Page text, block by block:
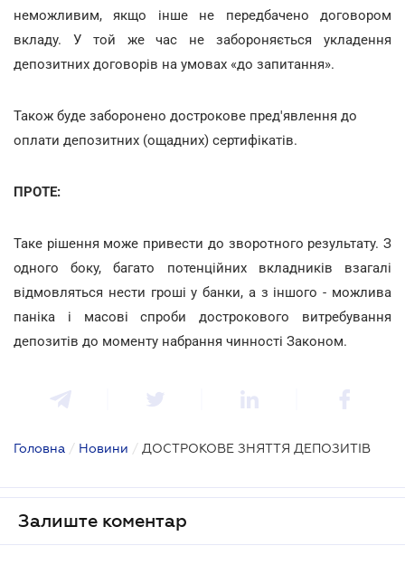
неможливим, якщо інше не передбачено договором
вкладу. У той же час не забороняється укладення
депозитних договорів на умовах «до запитання».
Також буде заборонено дострокове пред'явлення до
оплати депозитних (ощадних) сертифікатів.
ПРОТЕ:
Таке рішення може привести до зворотного результату. З
одного боку, багато потенційних вкладників взагалі
відмовляться нести гроші у банки, а з іншого - можлива
паніка і масові спроби дострокового витребування
депозитів до моменту набрання чинності Законом.
Головна / Новини / ДОСТРОКОВЕ ЗНЯТТЯ ДЕПОЗИТІВ
Залиште коментар